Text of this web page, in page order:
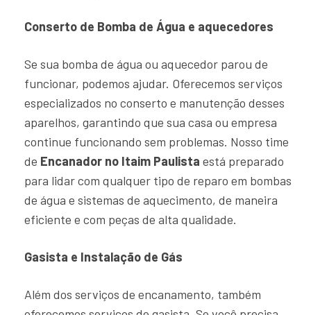
Conserto de Bomba de Água e aquecedores
Se sua bomba de água ou aquecedor parou de
funcionar, podemos ajudar. Oferecemos serviços
especializados no conserto e manutenção desses
aparelhos, garantindo que sua casa ou empresa
continue funcionando sem problemas. Nosso time
de Encanador no Itaim Paulista está preparado
para lidar com qualquer tipo de reparo em bombas
de água e sistemas de aquecimento, de maneira
eficiente e com peças de alta qualidade.
Gasista e Instalação de Gás
Além dos serviços de encanamento, também